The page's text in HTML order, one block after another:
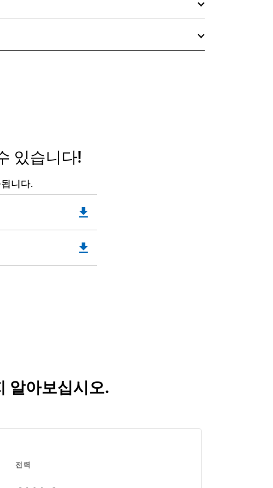
있습니다!
니다.
a
file_download
file_download
알아보십시오.
전력